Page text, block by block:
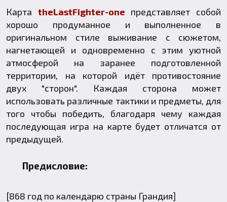
Карта theLastFighter-one представляет собой
хорошо продуманное и выполненное в
оригинальном стиле выживание с сюжетом,
нагнетающей и одновременно с этим уютной
атмосферой на заранее подготовленной
территории, на которой идёт противостояние
двух "сторон". Каждая сторона может
использовать различные тактики и предметы, для
того чтобы победить, благодаря чему каждая
последующая игра на карте будет отличатся от
предыдущей.
Предисловие:
[868 год по календарю страны Грандия]